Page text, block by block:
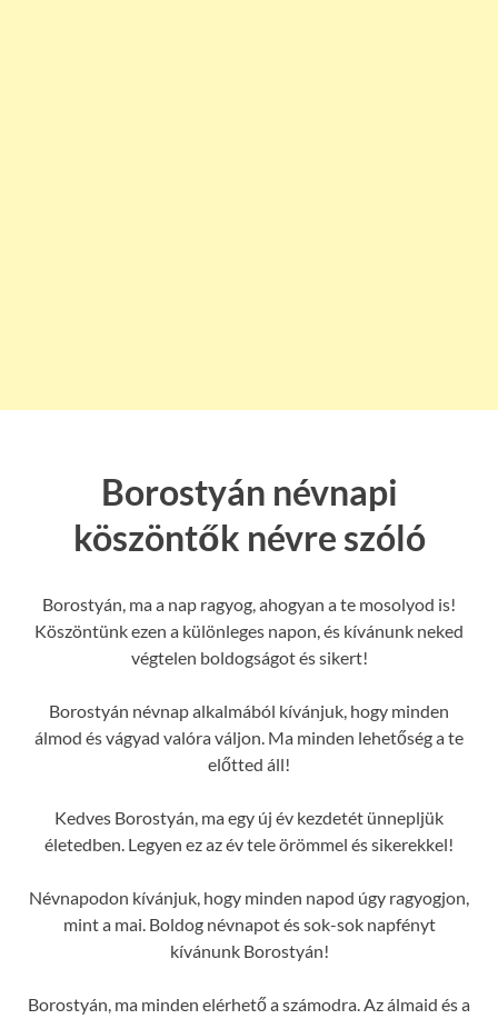
Borostyán névnapi
köszöntők névre szóló
Borostyán, ma a nap ragyog, ahogyan a te mosolyod is!
Köszöntünk ezen a különleges napon, és kívánunk neked
végtelen boldogságot és sikert!
Borostyán névnap alkalmából kívánjuk, hogy minden
álmod és vágyad valóra váljon. Ma minden lehetőség a te
előtted áll!
Kedves Borostyán, ma egy új év kezdetét ünnepljük
életedben. Legyen ez az év tele örömmel és sikerekkel!
Névnapodon kívánjuk, hogy minden napod úgy ragyogjon,
mint a mai. Boldog névnapot és sok-sok napfényt
kívánunk Borostyán!
Borostyán, ma minden elérhető a számodra. Az álmaid és a